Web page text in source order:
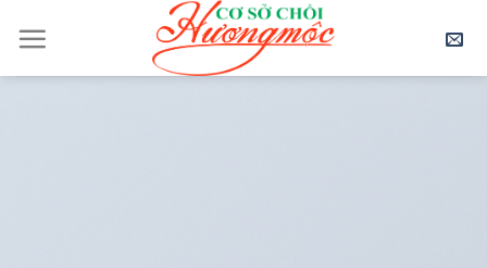
content